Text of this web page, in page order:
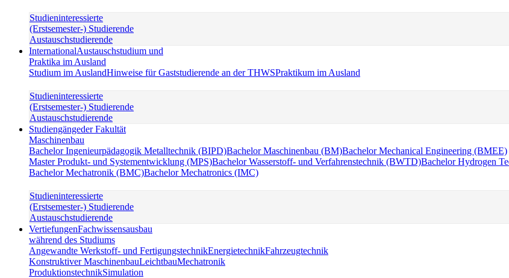
Studieninteressierte
(Erstsemester-) Studierende
Austauschstudierende
InternationalAustauschstudium und
Praktika im Ausland
Studium im AuslandHinweise für Gaststudierende an der THWSPraktikum im Ausland
Studieninteressierte
(Erstsemester-) Studierende
Austauschstudierende
Studiengängeder Fakultät
Maschinenbau
Bachelor Ingenieurpädagogik Metalltechnik (BIPD)Bachelor Maschinenbau (BM)Bachelor Mechanical Engineering (BMEE)
Master Produkt- und Systementwicklung (MPS)Bachelor Wasserstoff- und Verfahrenstechnik (BWTD)Bachelor Hydrogen
Bachelor Mechatronik (BMC)Bachelor Mechatronics (IMC)
Studieninteressierte
(Erstsemester-) Studierende
Austauschstudierende
VertiefungenFachwissensausbau
während des Studiums
Angewandte Werkstoff- und FertigungstechnikEnergietechnikFahrzeugtechnik
Konstruktiver MaschinenbauLeichtbauMechatronik
ProduktionstechnikSimulation